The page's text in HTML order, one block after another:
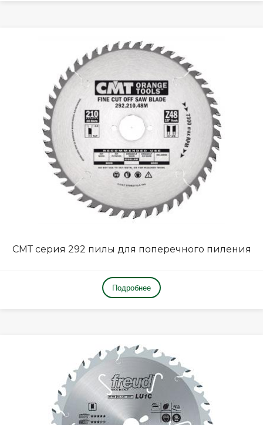
СМТ серия 292 пилы для поперечного пиления
Подробнее